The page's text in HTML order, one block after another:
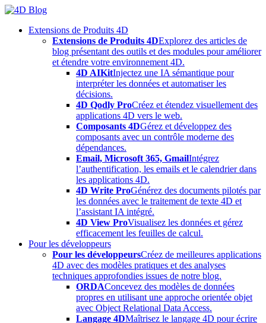
Skip
contentExtensions de Produits 4D
Extensions de Produits 4DExplorez des articles de
blog présentant des outils et des modules pour améliorer
et étendre votre environnement 4D.
4D AIKitInjectez une IA sémantique pour
interpréter les données et automatiser les
décisions.
4D Qodly ProCréez et étendez visuellement des
applications 4D vers le web.
Composants 4DGérez et développez des
composants avec un contrôle moderne des
dépendances.
Email, Microsoft 365, GmailIntégrez
l’authentification, les emails et le calendrier dans
les applications 4D.
4D Write ProGénérez des documents pilotés par
les données avec le traitement de texte 4D et
l’assistant IA intégré.
4D View ProVisualisez les données et gérez
efficacement les feuilles de calcul.
Pour les développeurs
Pour les développeursCréez de meilleures applications
4D avec des modèles pratiques et des analyses
techniques approfondies issues de notre blog.
ORDAConcevez des modèles de données
propres en utilisant une approche orientée objet
avec Object Relational Data Access.
Langage 4DMaîtrisez le langage 4D pour écrire